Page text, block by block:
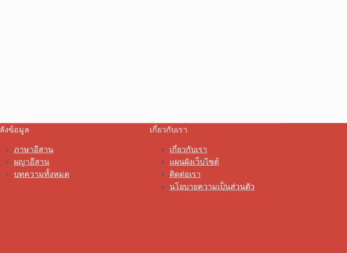
งข้อมูล
ภาษาอีสาน
ผญาอีสาน
บทความทั้งหมด
เกี่ยวกับเรา
เกี่ยวกับเรา
แผนผังเว็บไซต์
ติดต่อเรา
นโยบายความเป็นส่วนตัว